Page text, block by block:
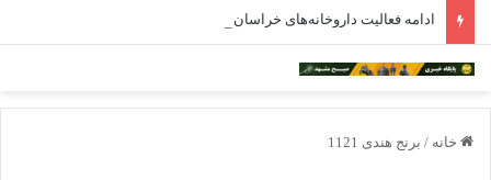
خانه / برنج هندی 1121